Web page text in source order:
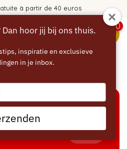
à partir de 40 euros
0
bij mijn
hoor jij bij ons thuis.
inspiratie en exclusieve
in je inbox.